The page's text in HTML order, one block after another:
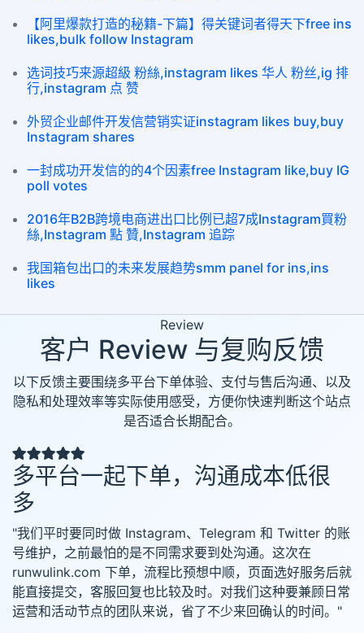
【阿里爆款打造的秘籍-下篇】得关键词者得天下free ins
likes,bulk follow Instagram
选词技巧来源超級 粉絲,instagram likes 华人 粉丝,ig 排
行,instagram 点 赞
外贸企业邮件开发信营销实证instagram likes buy,buy
Instagram shares
一封成功开发信的的4个因素free Instagram like,buy IG
poll votes
2016年B2B跨境电商进出口比例已超7成Instagram買粉
絲,Instagram 點 贊,Instagram 追踪
我国箱包出口的未来发展趋势smm panel for ins,ins
likes
Review
客户 Review 与复购反馈
以下反馈主要围绕多平台下单体验、支付与售后沟通、以及
隐私和处理效率等实际使用感受，方便你快速判断这个站点
是否适合长期配合。
多平台一起下单，沟通成本低很
多
"我们平时要同时做 Instagram、Telegram 和 Twitter 的账
号维护，之前最怕的是不同需求要到处沟通。这次在
runwulink.com 下单，流程比预想中顺，页面选好服务后就
能直接提交，客服回复也比较及时。对我们这种要兼顾日常
运营和活动节点的团队来说，省了不少来回确认的时间。"